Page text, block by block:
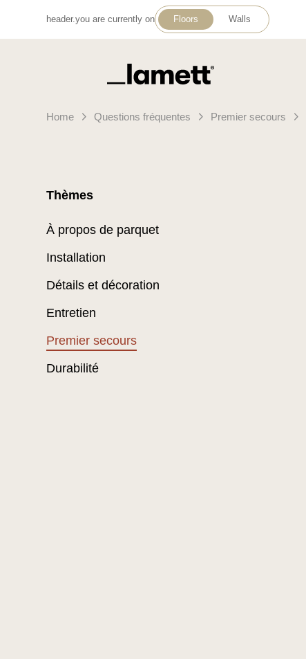
header.you are currently on Floors Walls
Retour à la page d'accueil
Home Questions fréquentes Premier secours
Thèmes
À propos de parquet
Installation
Détails et décoration
Entretien
Premier secours
Durabilité